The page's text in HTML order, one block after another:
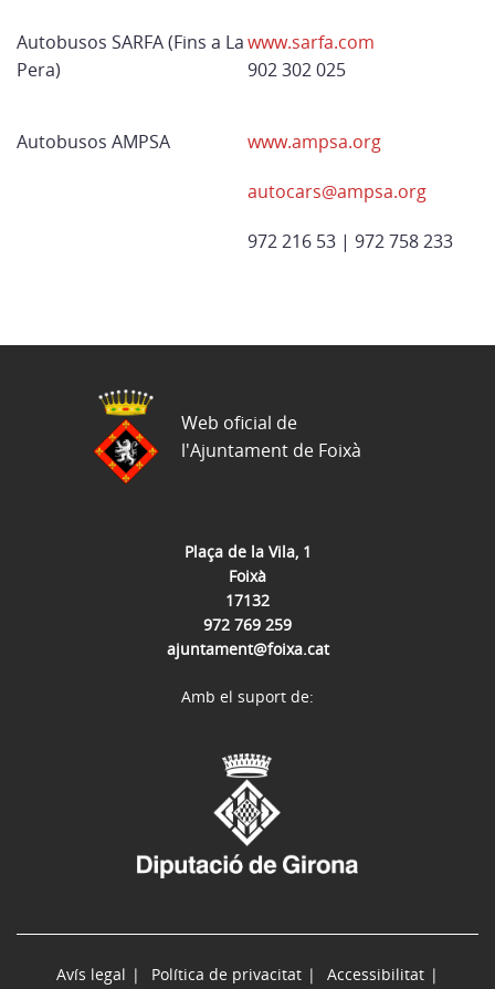
Autobusos SARFA (Fins a La
Pera)
www.sarfa.com
902 302 025
Autobusos AMPSA www.ampsa.org
autocars@ampsa.org
972 216 53 | 972 758 233
Plaça de la Vila, 1
Foixà
17132
972 769 259
ajuntament@foixa.cat
Web oficial de
l'Ajuntament de Foixà
Avís legal Política de privacitat Accessibilitat
Amb el suport de: